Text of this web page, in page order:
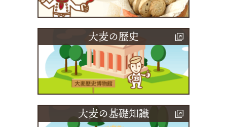
大麦の歴史
大麦の基礎知識